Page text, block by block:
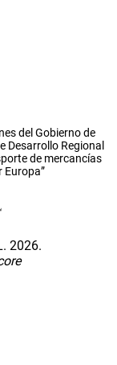
del Gobierno de
Desarrollo Regional
de mercancías
Europa”
2026.